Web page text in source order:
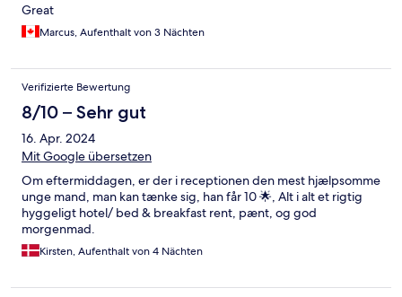
Great
Marcus, Aufenthalt von 3 Nächten
Verifizierte Bewertung
8/10 – Sehr gut
16. Apr. 2024
Mit Google übersetzen
Om eftermiddagen, er der i receptionen den mest hjælpsomme
unge mand, man kan tænke sig, han får 10 🌟, Alt i alt et rigtig
hyggeligt hotel/ bed & breakfast rent, pænt, og god
morgenmad.
Kirsten, Aufenthalt von 4 Nächten